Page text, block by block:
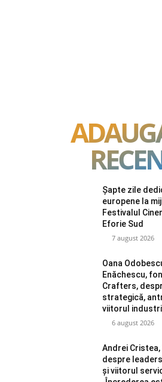
Șapte zile
europene la
Festivalul
Eforie Sud
7 august 2026
Oana
Enăchescu,
Crafters,
strategică,
viitorul
6 august 2026
Andrei
despre
și viitorul